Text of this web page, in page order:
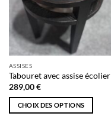
ASSISES
Tabouret avec assise écolier
289,00€
CHOIX DES OPTIONS